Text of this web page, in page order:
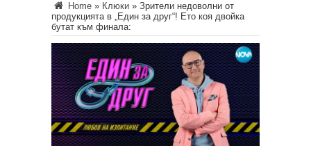
Home » Клюки » Зрители недоволни от
продукцията в „Един за друг“! Ето коя двойка
бутат към финала: